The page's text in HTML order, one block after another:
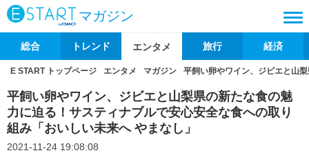
マガジン
総合 トレンド エンタメ 旅行 経済
E START トップページ エンタメ マガジン 平飼い卵やワイン、ジビエと山
平飼い卵やワイン、ジビエと山梨県の新たな食の魅
力に迫る！サスティナブルで安心安全な食への取り
組み「おいしい未来へ やまなし」
2021-11-24 19:08:08